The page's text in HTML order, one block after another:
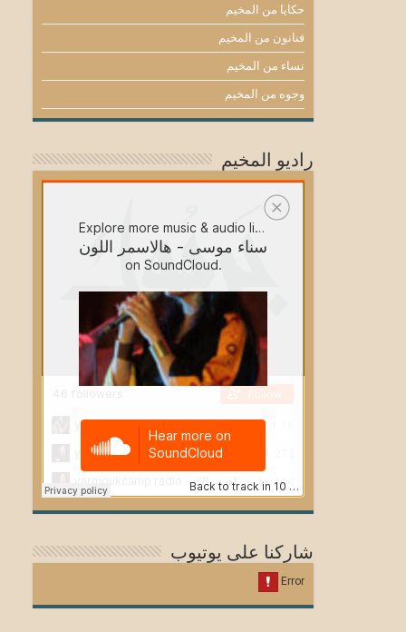
حكايا من المخيم
فنانون من المخيم
نساء من المخيم
وجوه من المخيم
راديو المخيم
شاركنا على يوتيوب